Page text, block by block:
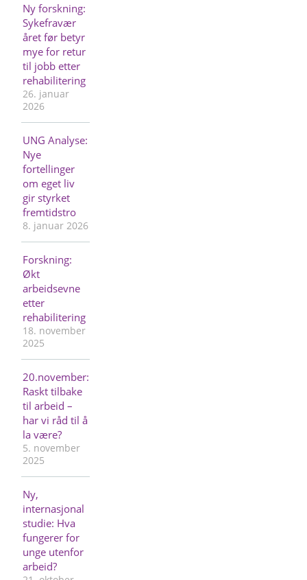
Ny forskning:
Sykefravær
året før betyr
mye for retur
til jobb etter
rehabilitering
26. januar
2026
UNG Analyse:
Nye
fortellinger
om eget liv
gir styrket
fremtidstro
8. januar 2026
Forskning:
Økt
arbeidsevne
etter
rehabilitering
18. november
2025
20.november:
Raskt tilbake
til arbeid –
har vi råd til å
la være?
5. november
2025
Ny,
internasjonal
studie: Hva
fungerer for
unge utenfor
arbeid?